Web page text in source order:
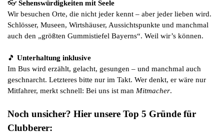
👓 Sehenswürdigkeiten mit Seele
Wir besuchen Orte, die nicht jeder kennt – aber jeder lieben wird.
Schlösser, Museen, Wirtshäuser, Aussichtspunkte und manchmal
auch den „größten Gummistiefel Bayerns“. Weil wir’s können.
🎵 Unterhaltung inklusive
Im Bus wird erzählt, gelacht, gesungen – und manchmal auch
geschnarcht. Letzteres bitte nur im Takt. Wer denkt, er wäre nur
Mitfahrer, merkt schnell: Bei uns ist man Mitmacher.
Noch unsicher? Hier unsere Top 5 Gründe für
Clubberer: